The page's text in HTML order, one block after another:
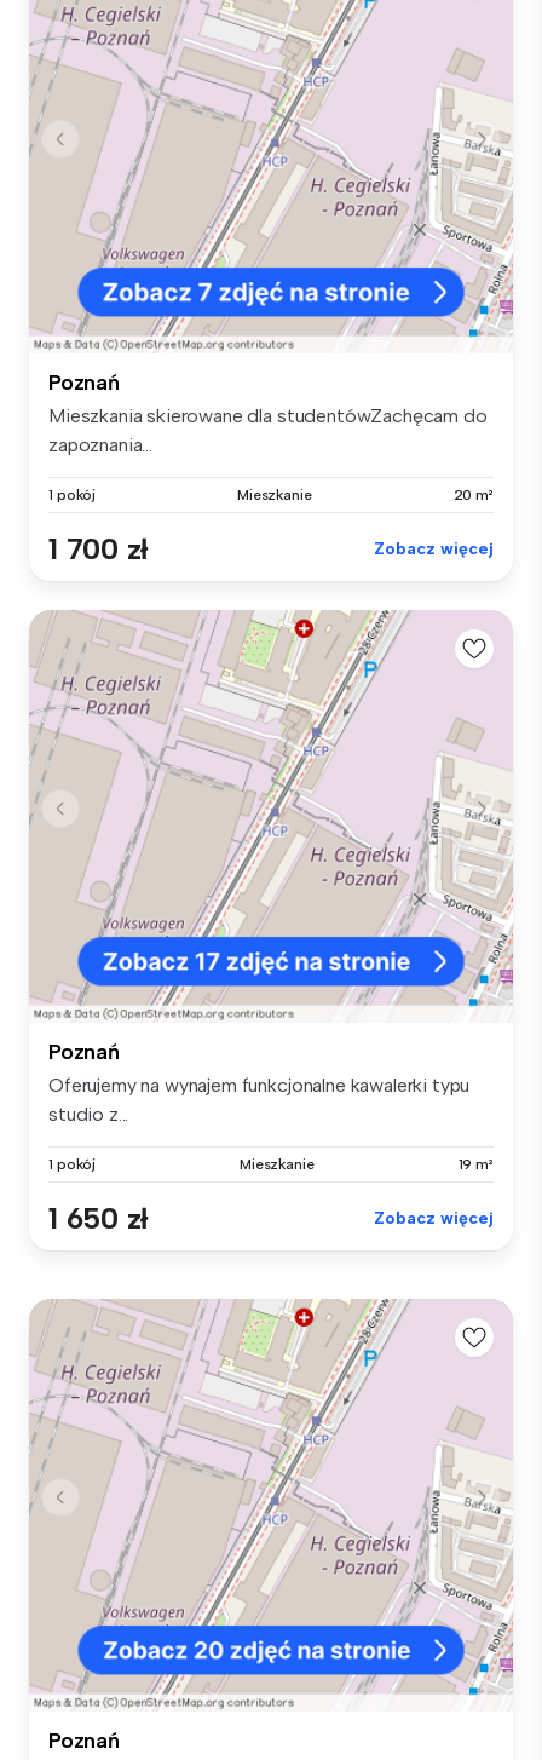
Poznań
Mieszkania skierowane dla studentówZachęcam do
zapoznania...
1 pokój Mieszkanie 20 m²
1 700 zł Zobacz więcej
Poznań
Oferujemy na wynajem funkcjonalne kawalerki typu
studio z...
1 pokój Mieszkanie 19 m²
1 650 zł Zobacz więcej
Poznań